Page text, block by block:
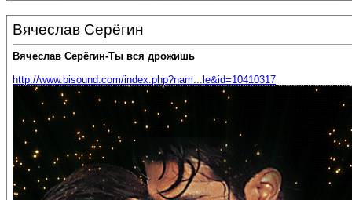
Вячеслав Серёгин
Вячеслав Серёгин-Ты вся дрожишь
http://www.bisound.com/index.php?nam...le&id=10410317